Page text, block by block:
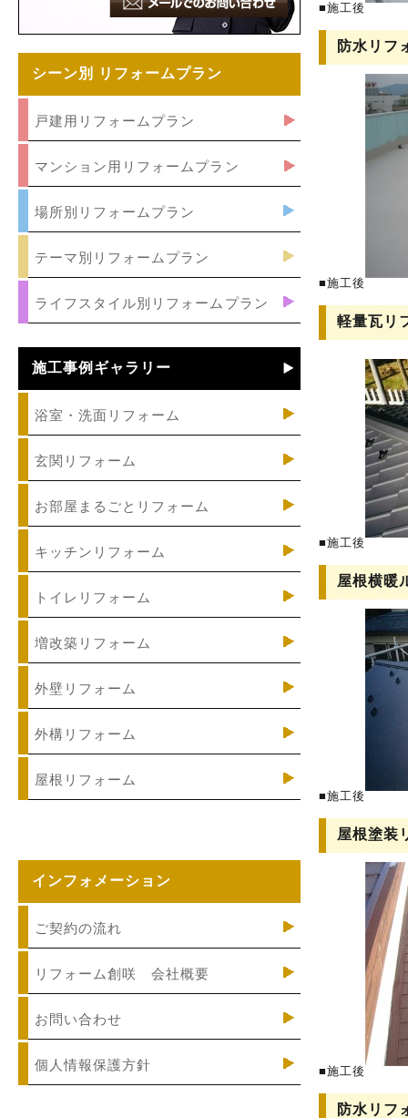
■施工後
防水リフ
■施工後
軽量瓦リ
■施工後
屋根横暖
■施工後
屋根塗装
■施工後
防水リフ
シーン別 リフォームプラン
戸建用リフォームプラン
マンション用リフォームプラン
場所別リフォームプラン
テーマ別リフォームプラン
ライフスタイル別リフォームプラン
施工事例ギャラリー
浴室・洗面リフォーム
玄関リフォーム
お部屋まるごとリフォーム
キッチンリフォーム
トイレリフォーム
増改築リフォーム
外壁リフォーム
外構リフォーム
屋根リフォーム
インフォメーション
ご契約の流れ
リフォーム創咲 会社概要
お問い合わせ
個人情報保護方針